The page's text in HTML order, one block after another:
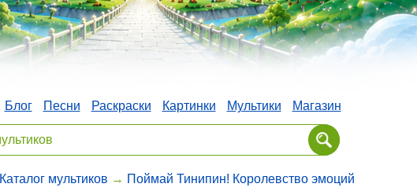
Блог Песни Раскраски Картинки Мультики Магазин
Каталог мультиков → Поймай Тинипин! Королевство эмоций